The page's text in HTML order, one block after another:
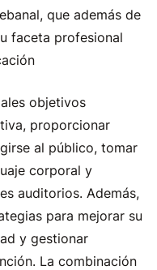
que además de
faceta profesional
objetivos
proporcionar
al público, tomar
corporal y
auditorios. Además,
para mejorar su
y gestionar
La combinación